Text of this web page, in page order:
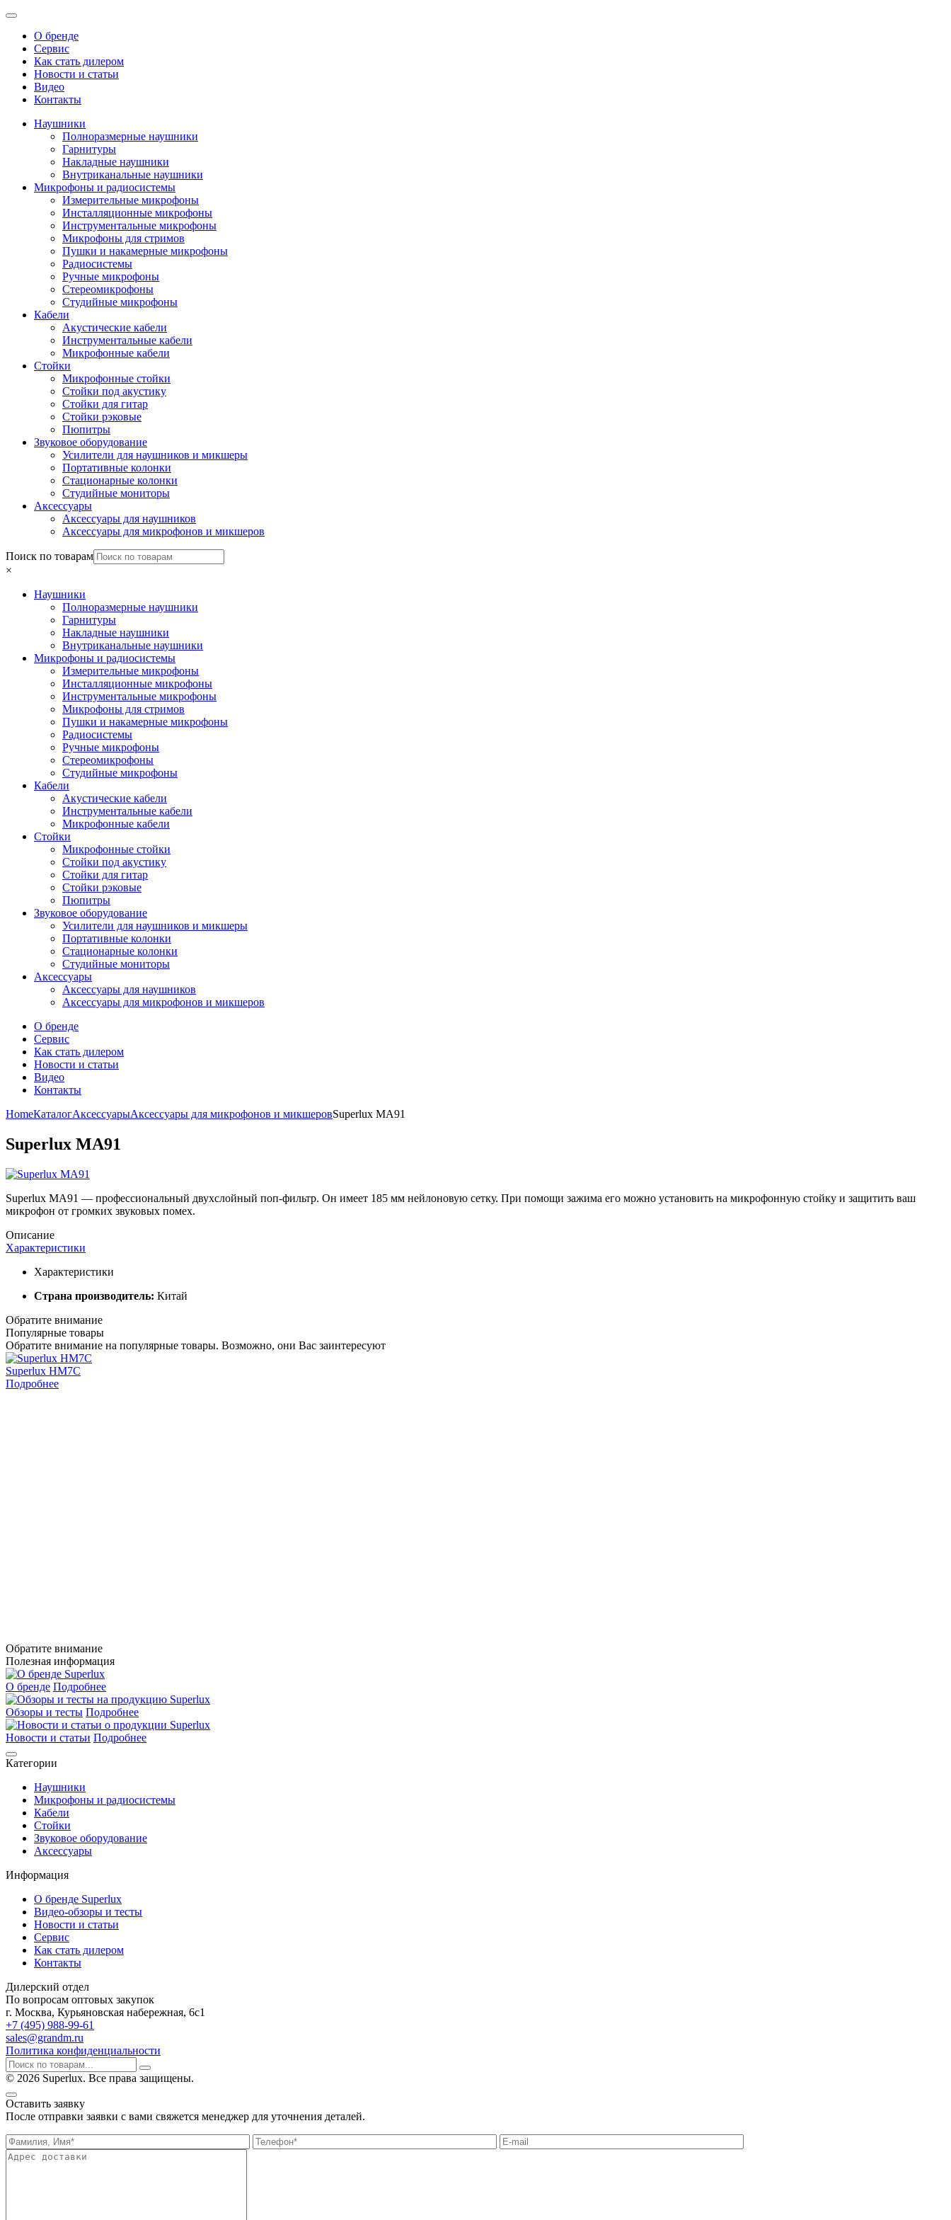
О бренде
Сервис
Как стать дилером
Новости и статьи
Видео
Контакты
Наушники
Полноразмерные наушники
Гарнитуры
Накладные наушники
Внутриканальные наушники
Микрофоны и радиосистемы
Измерительные микрофоны
Инсталляционные микрофоны
Инструментальные микрофоны
Микрофоны для стримов
Пушки и накамерные микрофоны
Радиосистемы
Ручные микрофоны
Стереомикрофоны
Студийные микрофоны
Кабели
Акустические кабели
Инструментальные кабели
Микрофонные кабели
Стойки
Микрофонные стойки
Стойки под акустику
Стойки для гитар
Стойки рэковые
Пюпитры
Звуковое оборудование
Усилители для наушников и микшеры
Портативные колонки
Стационарные колонки
Студийные мониторы
Аксессуары
Аксессуары для наушников
Аксессуары для микрофонов и микшеров
Поиск по товарам
×
Наушники
Полноразмерные наушники
Гарнитуры
Накладные наушники
Внутриканальные наушники
Микрофоны и радиосистемы
Измерительные микрофоны
Инсталляционные микрофоны
Инструментальные микрофоны
Микрофоны для стримов
Пушки и накамерные микрофоны
Радиосистемы
Ручные микрофоны
Стереомикрофоны
Студийные микрофоны
Кабели
Акустические кабели
Инструментальные кабели
Микрофонные кабели
Стойки
Микрофонные стойки
Стойки под акустику
Стойки для гитар
Стойки рэковые
Пюпитры
Звуковое оборудование
Усилители для наушников и микшеры
Портативные колонки
Стационарные колонки
Студийные мониторы
Аксессуары
Аксессуары для наушников
Аксессуары для микрофонов и микшеров
О бренде
Сервис
Как стать дилером
Новости и статьи
Видео
Контакты
HomeКаталогАксессуарыАксессуары для микрофонов и микшеровSuperlux MA91
Superlux MA91
Superlux MA91 — профессиональный двухслойный поп-фильтр. Он имеет 185 мм нейлоновую сетку. При помощи зажима его можно установить на микрофонную стойку и защитить ваш
микрофон от громких звуковых помех.
Описание
Характеристики
Характеристики
Страна производитель: Китай
Обратите внимание
Популярные товары
Обратите внимание на популярные товары. Возможно, они Вас заинтересуют
Superlux HM7C
Подробнее
Обратите внимание
Полезная информация
О бренде Подробнее
Обзоры и тесты Подробнее
Новости и статьи Подробнее
Категории
Наушники
Микрофоны и радиосистемы
Кабели
Стойки
Звуковое оборудование
Аксессуары
Информация
О бренде Superlux
Видео-обзоры и тесты
Новости и статьи
Сервис
Как стать дилером
Контакты
Дилерский отдел
По вопросам оптовых закупок
г. Москва, Курьяновская набережная, 6с1
+7 (495) 988-99-61
sales@grandm.ru
Политика конфиденциальности
© 2026 Superlux. Все права защищены.
Оставить заявку
После отправки заявки с вами свяжется менеджер для уточнения деталей.